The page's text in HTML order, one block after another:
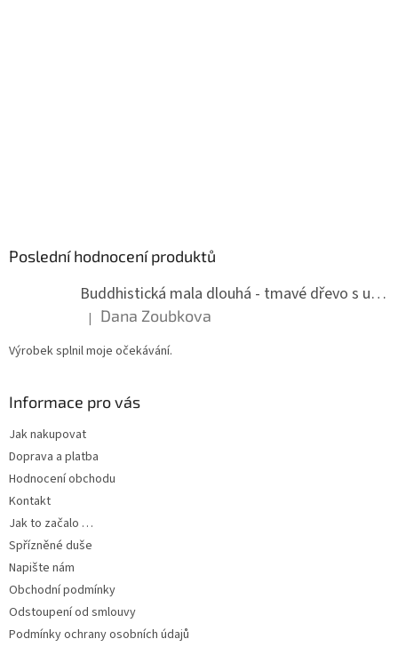
Poslední hodnocení produktů
Buddhistická mala dlouhá - tmavé dřevo s uzlíky 8 mm
Hodnocení produktu je 5 z 5 hvězdiček.
| Dana Zoubkova
Výrobek splnil moje očekávání.
Informace pro vás
Jak nakupovat
Doprava a platba
Hodnocení obchodu
Kontakt
Jak to začalo …
Spřízněné duše
Napište nám
Obchodní podmínky
Odstoupení od smlouvy
Podmínky ochrany osobních údajů